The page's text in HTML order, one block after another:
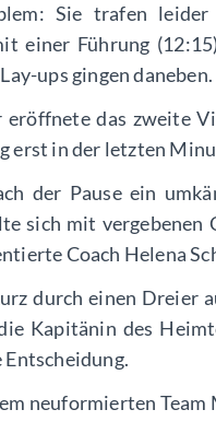
Sie trafen
einer Führung
ups gingen daneben.
eröffnete das zweite
erst in der letzten
der Pause ein
sich mit
Coach Helena
durch einen Dreier
Kapitänin des
Entscheidung.
neuformierten